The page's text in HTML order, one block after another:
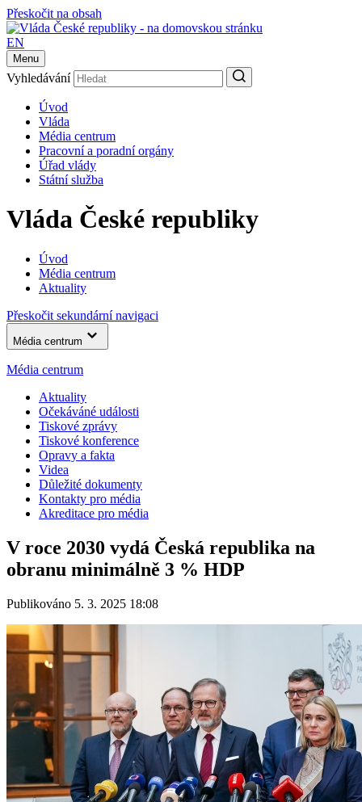
Přeskočit na obsah
EN
Menu
Vyhledávání
Úvod
Vláda
Média centrum
Pracovní a poradní orgány
Úřad vlády
Státní služba
Vláda České republiky
Úvod
Média centrum
Aktuality
Přeskočit sekundární navigaci
Média centrum
Média centrum
Aktuality
Očekáváné události
Tiskové zprávy
Tiskové konference
Opravy a fakta
Videa
Důležité dokumenty
Kontakty pro média
Akreditace pro média
V roce 2030 vydá Česká republika na
obranu minimálně 3 % HDP
Publikováno 5. 3. 2025 18:08